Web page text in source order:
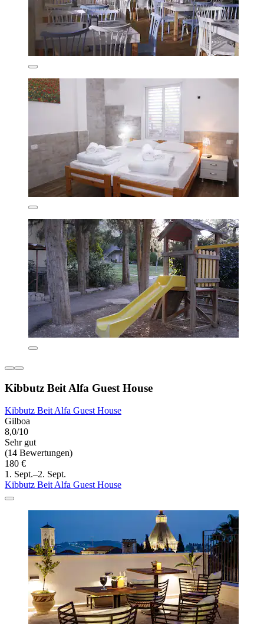
Kibbutz Beit Alfa Guest House
Kibbutz Beit Alfa Guest House
Gilboa
8,0/10
Sehr gut
(14 Bewertungen)
180 €
1. Sept.–2. Sept.
Kibbutz Beit Alfa Guest House